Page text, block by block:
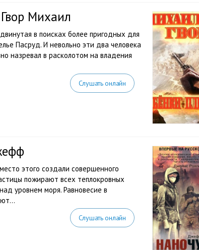
Михаил
в поисках более пригодных для
Пасруд. И невольно эти два человека
назревал в расколотом на владения
Слушать онлайн
этого создали совершенного
пожирают всех теплокровных
уровнем моря. Равновесие в
Слушать онлайн